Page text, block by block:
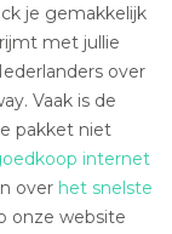
je gemakkelijk
met jullie
over
Vaak is de
pakket niet
internet
over het snelste
onze website